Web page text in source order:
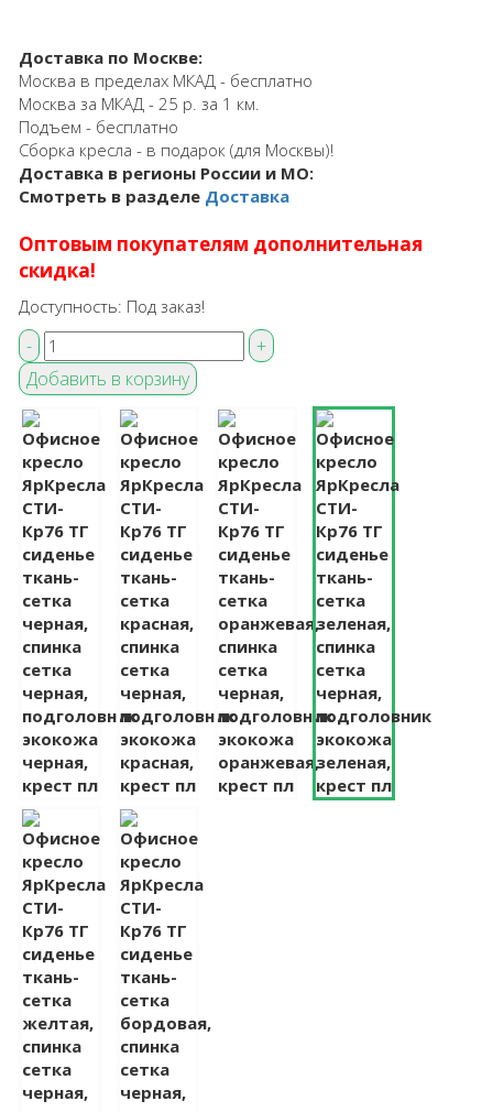
Доставка по Москве:
Москва в пределах МКАД - бесплатно
Москва за МКАД - 25 р. за 1 км.
Подъем - бесплатно
Сборка кресла - в подарок (для Москвы)!
Доставка в регионы России и МО:
Смотреть в разделе Доставка
Оптовым покупателям дополнительная
скидка!
Доступность: Под заказ!